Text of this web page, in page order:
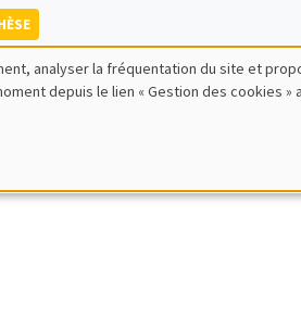
analyser la fréquentation du site et
depuis le lien « Gestion des cookies